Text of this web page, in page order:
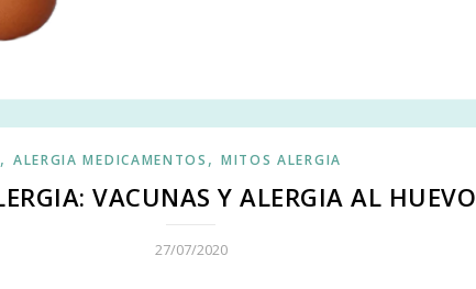
, ALERGIA MEDICAMENTOS , MITOS ALERGIA
VACUNAS Y ALERGIA AL HUEVO
27/07/2020